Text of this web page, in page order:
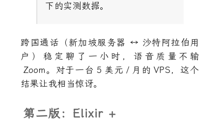
下的实测数据。
跨国通话（新加坡服务器 ↔ 沙特阿拉伯用
户）稳定聊了一小时，语音质量不输
Zoom。对于一台 5 美元 / 月的 VPS，这个
结果让我相当惊讶。
第二版：Elixir +